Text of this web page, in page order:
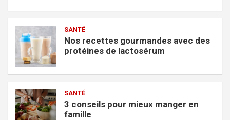
SANTÉ
Nos recettes gourmandes avec des
protéines de lactosérum
SANTÉ
3 conseils pour mieux manger en
famille